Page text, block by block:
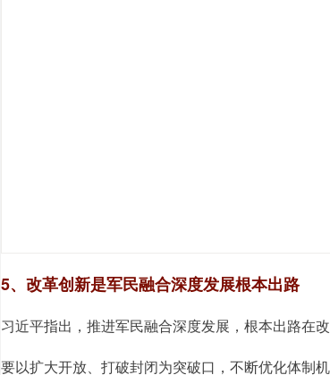
5、改革创新是军民融合深度发展根本出路
习近平指出，推进军民融合深度发展，根本出路在改
要以扩大开放、打破封闭为突破口，不断优化体制